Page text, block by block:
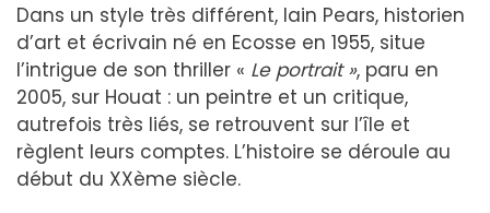
Dans un style très différent, Iain Pears, historien
d’art et écrivain né en Ecosse en 1955, situe
l’intrigue de son thriller « Le portrait », paru en
2005, sur Houat : un peintre et un critique,
autrefois très liés, se retrouvent sur l’île et
règlent leurs comptes. L’histoire se déroule au
début du XXème siècle.